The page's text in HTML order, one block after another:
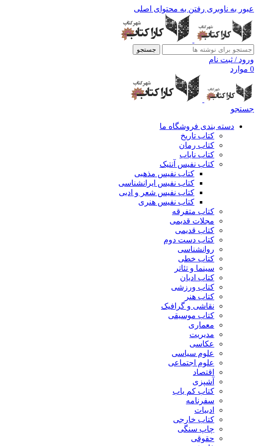
عبور به ناوبری رفتن به محتوای اصلی
جستجو
ورود / ثبت نام
0 موارد
جستجو
دسته بندی فروشگاه ما
کتاب تاریخ
کتاب رمان
کتاب نایاب
کتاب نفیس آنتیک
کتاب نفیس مذهبی
کتاب نفیس ایرانشناسی
کتاب نفیس شعر و ادبی
کتاب نفیس هنری
کتاب متفرقه
مجلات قدیمی
کتاب قدیمی
کتاب دست دوم
روانشناسی
کتاب خطی
سینما و تئاتر
کتاب ادیان
کتاب ورزشی
کتاب هنر
نقاشی و گرافیک
کتاب موسیقی
معماری
مدیریت
عکاسی
علوم سیاسی
علوم اجتماعی
اقتصاد
آشپزی
کتاب کم یاب
سفرنامه
ادبیات
کتاب خارجی
چاپ سنگی
حقوقی